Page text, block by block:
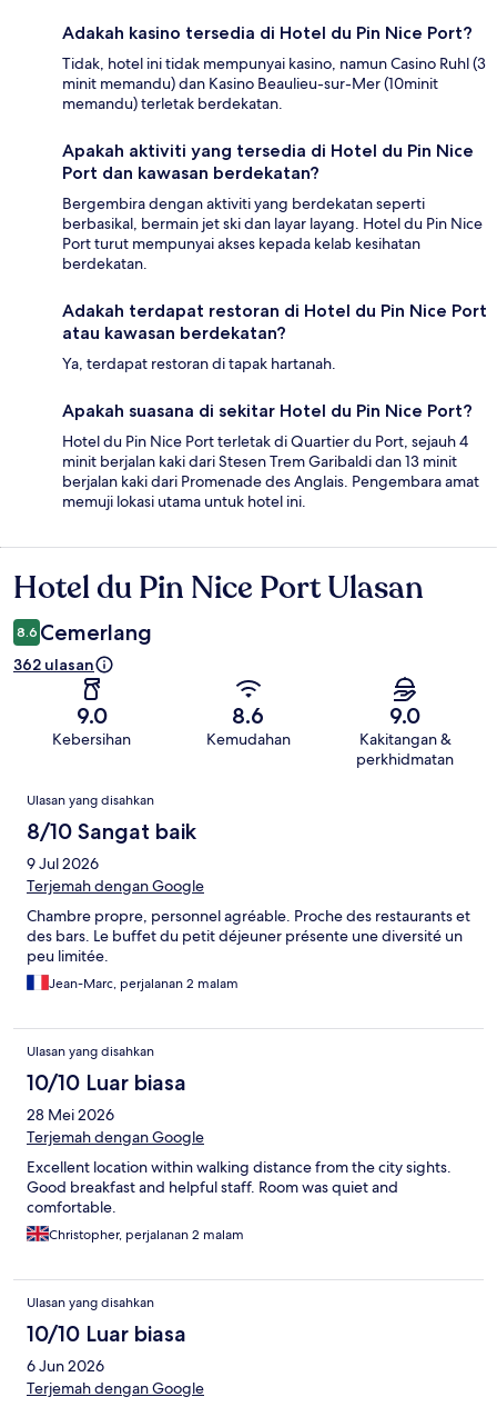
Adakah kasino tersedia di Hotel du Pin Nice Port?
Tidak, hotel ini tidak mempunyai kasino, namun Casino Ruhl (3
minit memandu) dan Kasino Beaulieu-sur-Mer (10minit
memandu) terletak berdekatan.
Apakah aktiviti yang tersedia di Hotel du Pin Nice
Port dan kawasan berdekatan?
Bergembira dengan aktiviti yang berdekatan seperti
berbasikal, bermain jet ski dan layar layang. Hotel du Pin Nice
Port turut mempunyai akses kepada kelab kesihatan
berdekatan.
Adakah terdapat restoran di Hotel du Pin Nice Port
atau kawasan berdekatan?
Ya, terdapat restoran di tapak hartanah.
Apakah suasana di sekitar Hotel du Pin Nice Port?
Hotel du Pin Nice Port terletak di Quartier du Port, sejauh 4
minit berjalan kaki dari Stesen Trem Garibaldi dan 13 minit
berjalan kaki dari Promenade des Anglais. Pengembara amat
memuji lokasi utama untuk hotel ini.
Ulasan
Hotel du Pin Nice Port Ulasan
8.6 Cemerlang
362 ulasan
9.0
Kebersihan
8.6
Kemudahan
9.0
Kakitangan &
perkhidmatan
Ulasan
Ulasan yang disahkan
8/10 Sangat baik
9 Jul 2026
Terjemah dengan Google
Chambre propre, personnel agréable. Proche des restaurants et
des bars. Le buffet du petit déjeuner présente une diversité un
peu limitée.
Jean-Marc, perjalanan 2 malam
Ulasan yang disahkan
10/10 Luar biasa
28 Mei 2026
Terjemah dengan Google
Excellent location within walking distance from the city sights.
Good breakfast and helpful staff. Room was quiet and
comfortable.
Christopher, perjalanan 2 malam
Ulasan yang disahkan
10/10 Luar biasa
6 Jun 2026
Terjemah dengan Google